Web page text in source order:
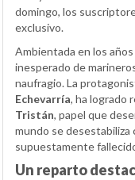
domingo, los
exclusivo.
Ambientada en los años
inesperado de
naufragio. La
Echevarría, ha logrado
Tristán, papel que
mundo se desestabiliza
supuestamente
Un reparto